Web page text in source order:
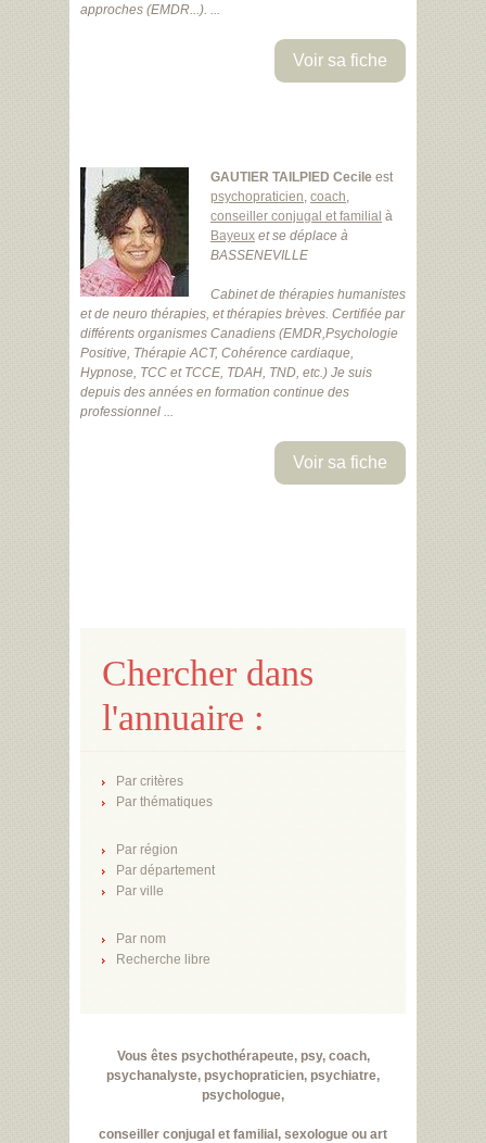
approches (EMDR...). ...
Voir sa fiche
GAUTIER TAILPIED Cecile est
psychopraticien, coach,
conseiller conjugal et familial à
Bayeux et se déplace à
BASSENEVILLE
Cabinet de thérapies humanistes
et de neuro thérapies, et thérapies brèves. Certifiée par
différents organismes Canadiens (EMDR,Psychologie
Positive, Thérapie ACT, Cohérence cardiaque,
Hypnose, TCC et TCCE, TDAH, TND, etc.) Je suis
depuis des années en formation continue des
professionnel ...
Voir sa fiche
Chercher dans
l'annuaire :
Par critères
Par thématiques
Par région
Par département
Par ville
Par nom
Recherche libre
Vous êtes psychothérapeute, psy, coach,
psychanalyste, psychopraticien, psychiatre,
psychologue,
conseiller conjugal et familial, sexologue ou art